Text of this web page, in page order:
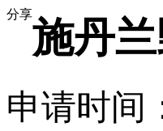
分享
施丹
申请时间